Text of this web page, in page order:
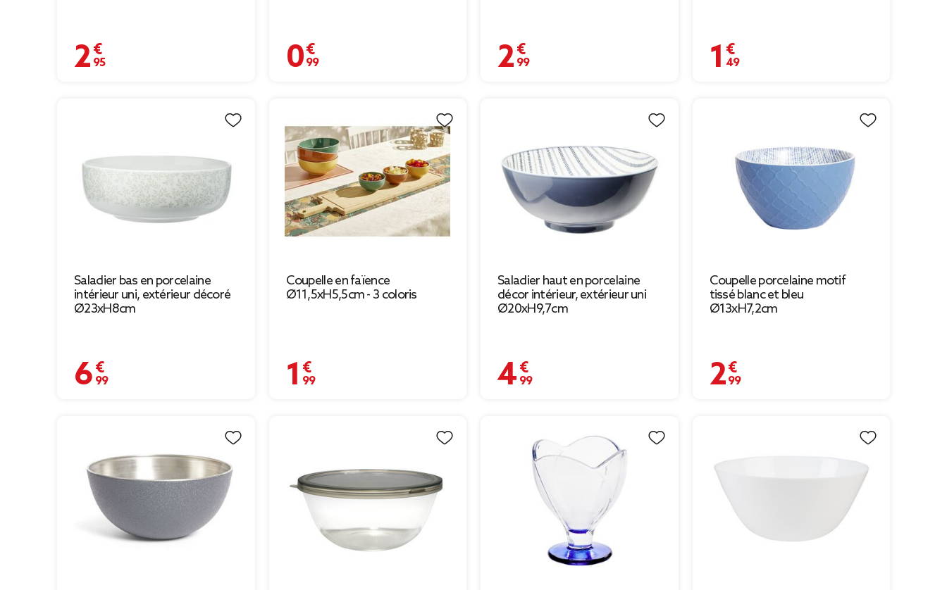
2,95 € 0,99 € 2,99 € 1,49 €
Saladier bas en porcelaine
intérieur uni, extérieur décoré
Ø23xH8cm
6,99 €
Coupelle en faïence
Ø11,5xH5,5cm - 3 coloris
1,99 €
Saladier haut en porcelaine
décor intérieur, extérieur uni
Ø20xH9,7cm
4,99 €
Coupelle porcelaine motif
tissé blanc et bleu
Ø13xH7,2cm
2,99 €